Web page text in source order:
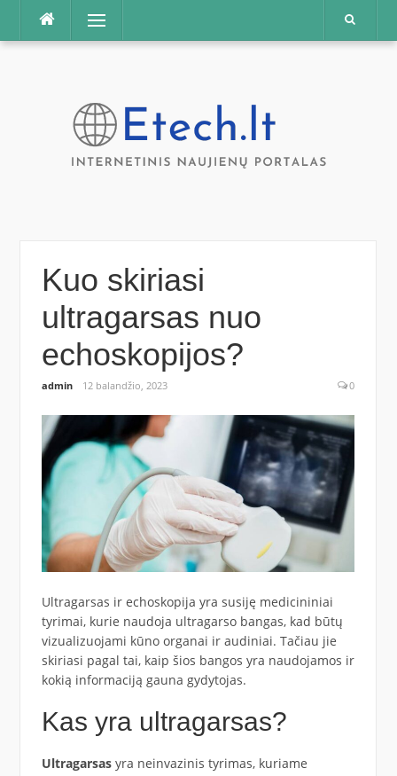
Praleisti
Meniu
Kuo skiriasi
ultragarsas nuo
echoskopijos?
admin 12 balandžio, 2023 0
Ultragarsas ir echoskopija yra susiję medicininiai
tyrimai, kurie naudoja ultragarso bangas, kad būtų
vizualizuojami kūno organai ir audiniai. Tačiau jie
skiriasi pagal tai, kaip šios bangos yra naudojamos ir
kokią informaciją gauna gydytojas.
Kas yra ultragarsas?
Ultragarsasyra neinvazinis tyrimas, kuriame